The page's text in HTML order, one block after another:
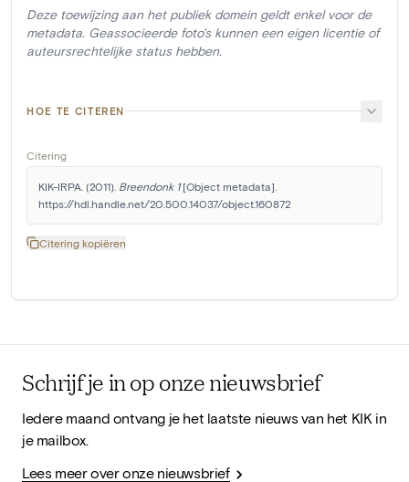
Deze toewijzing aan het publiek domein geldt enkel voor de
metadata. Geassocieerde foto's kunnen een eigen licentie of
auteursrechtelijke status hebben.
HOE TE CITEREN
Citering
KIK-IRPA. (2011). Breendonk 1 [Object metadata].
https://hdl.handle.net/20.500.14037/object.160872
Citering kopiëren
Schrijf je in op onze nieuwsbrief
Iedere maand ontvang je het laatste nieuws van het KIK in
je mailbox.
Lees meer over onze nieuwsbrief